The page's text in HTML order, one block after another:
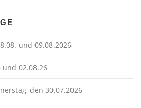
und 09.08.2026
02.08.26
den 30.07.2026